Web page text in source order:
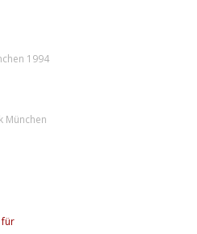
1994
München
für